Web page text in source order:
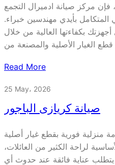
فإن مركز صيانة ادميرال التجمع
بأيدي مهندسين خبراء.
بكفاءتها العالية من خلال
Read More
25 May، 2026
صيانة كريازى الباجور
منزلية فورية بقطع غيار أصلية
لراحة الكثير من العائلات،
عناية فائقة عند حدوث أي